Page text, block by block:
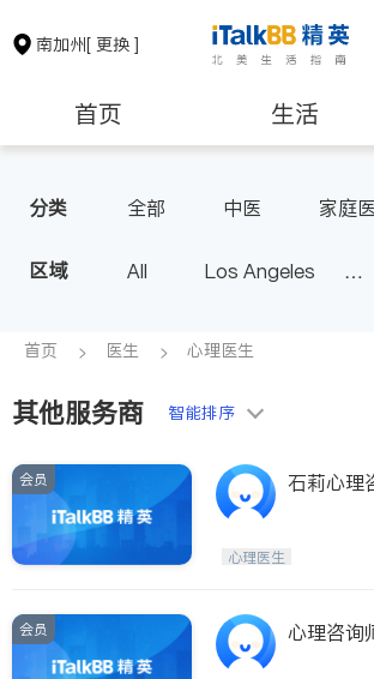
南加州[ 更换 ]
首页 生活
保险理财 房地产租售
银行贷款
建筑装修
非盈利组织
分类 全部 中医
家庭
眼科
妇科
儿科
心脏科
足科
肠胃肝脏科
泌尿科
风湿病
不孕不育
脊椎神经科
医生-其它
区域 All
Los Angeles
Alhambra & San Gabriel
Diamond Bar & Covina
Rowland Heights &
ties
Inyo & San Bernardino
首页 医生 心理医生
其他服务商 智能排序
会员
石莉心理
心理医生
会员
心理咨询